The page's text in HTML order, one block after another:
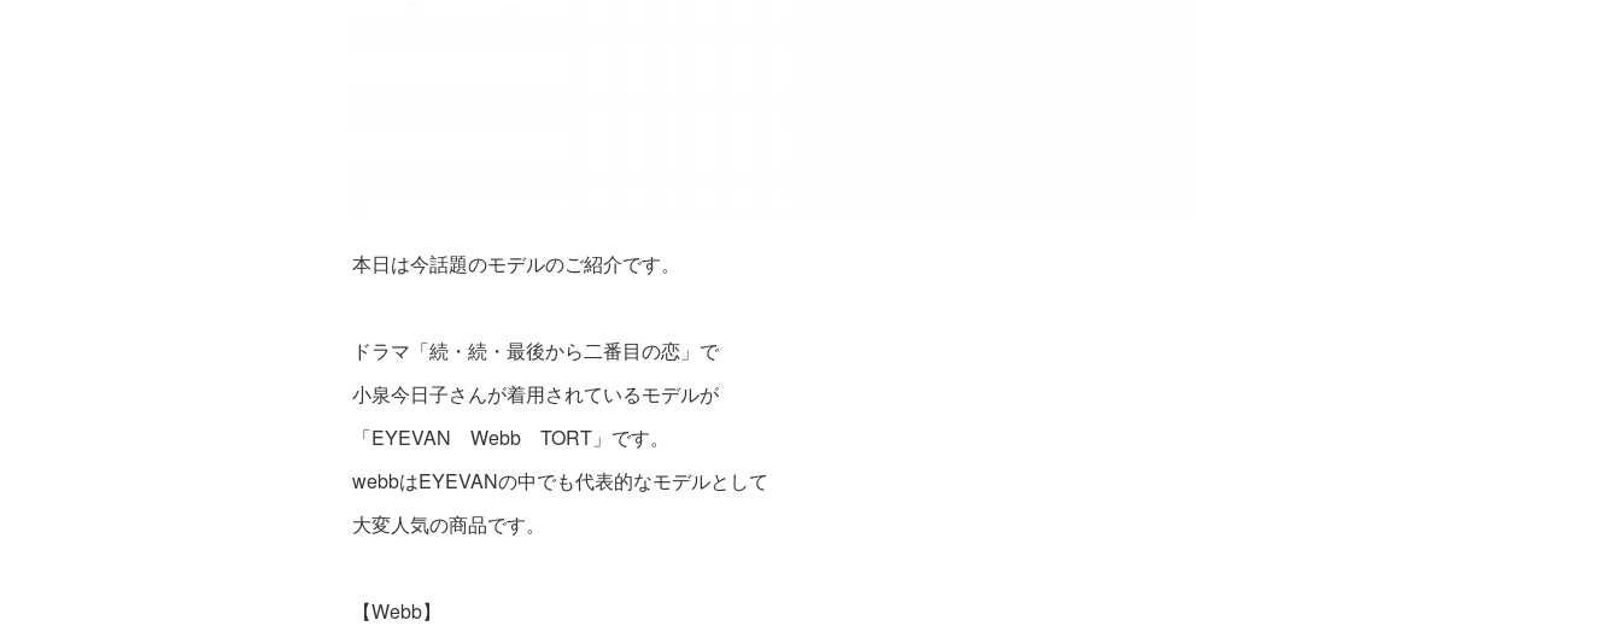
本日は今話題のモデルのご紹介です。
ドラマ「続・続・最後から二番目の恋」で
小泉今日子さんが着用されているモデルが
「EYEVAN Webb TORT」です。
webbはEYEVANの中でも代表的なモデルとして
大変人気の商品です。
【Webb】